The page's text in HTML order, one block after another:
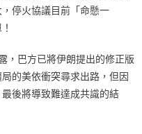
停火協議目前「命懸一
，巴方已將伊朗提出的修正版
的美依衝突尋求出路，但因
後將導致難達成共識的結